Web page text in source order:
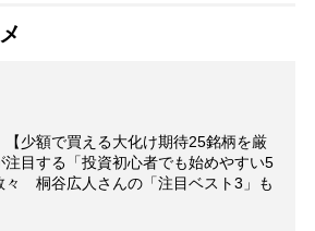
【少額で買える大化け期待25銘柄を厳
注目する「投資初心者でも始めやすい5
々 桐谷広人さんの「注目ベスト3」も